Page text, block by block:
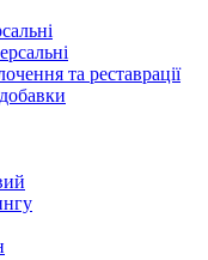
та реставрації